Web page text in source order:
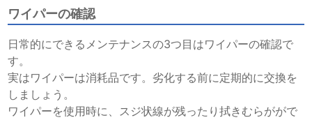
ワイパーの確認
日常的にできるメンテナンスの3つ目はワイパーの確認で
す。
実はワイパーは消耗品です。劣化する前に定期的に交換を
しましょう。
ワイパーを使用時に、スジ状線が残ったり拭きむらががで